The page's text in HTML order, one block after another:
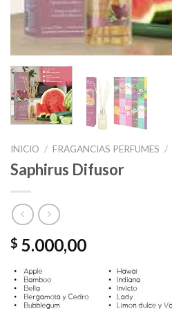
INICIO / FRAGANCIAS PERFUMES /
Saphirus Difusor
$ 5.000,00